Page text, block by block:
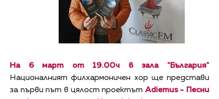
На 6 март от 19.00ч в зала "България"
Националният филхармоничен хор ще представи
за първи път в цялост проектът Adiemus - Песни